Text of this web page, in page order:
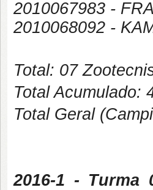
2010067983 -
2010068092 -
Total: 07
Total Acumulado:
Total Geral
2016-1 - Turma